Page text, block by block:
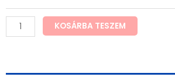
KOSÁRBA TESZEM